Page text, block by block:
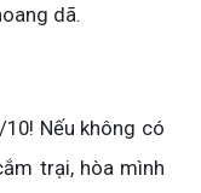
dã.
Nếu không có
trại, hòa mình